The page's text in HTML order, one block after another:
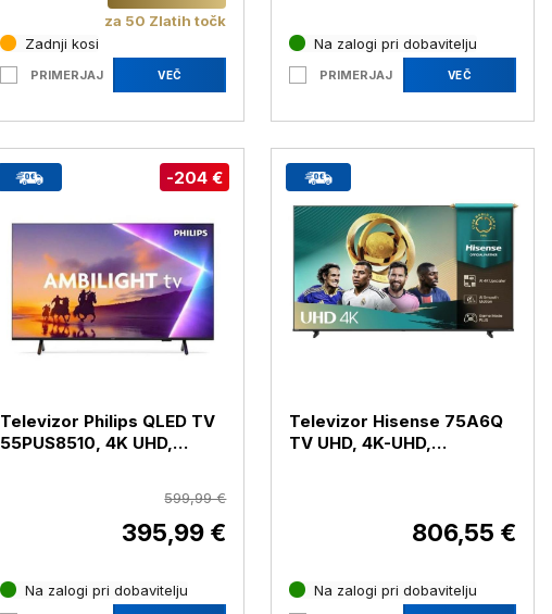
za 50 Zlatih točk
Zadnji kosi
PRIMERJAJ VEČ
Na zalogi pri dobavitelju
PRIMERJAJ VEČ
-204 €
Televizor Philips QLED TV
55PUS8510, 4K UHD,
599,99 €
395,99 €
Na zalogi pri dobavitelju
Televizor Hisense 75A6Q
TV UHD, 4K-UHD,
806,55 €
Na zalogi pri dobavitelju